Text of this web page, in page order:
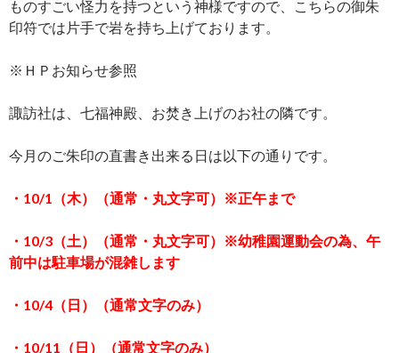
ものすごい怪力を持つという神様ですので、こちらの御朱
印符では片手で岩を持ち上げております。
※ＨＰお知らせ参照
諏訪社は、七福神殿、お焚き上げのお社の隣です。
今月のご朱印の直書き出来る日は以下の通りです。
・10/1（木）（通常・丸文字可）※正午まで
・10/3（土）
（通常・丸文字可）※幼稚園運動会の為、午
前中は駐車場が混雑します
・10/4（日）（通常文字のみ）
・10/11（日）（通常文字のみ）